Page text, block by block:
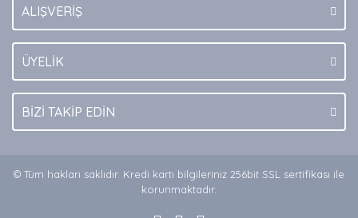
ALIŞVERİŞ
ÜYELİK
BİZİ TAKİP EDİN
© Tüm hakları saklıdır. Kredi kartı bilgileriniz 256bit SSL sertifikası ile
korunmaktadır.